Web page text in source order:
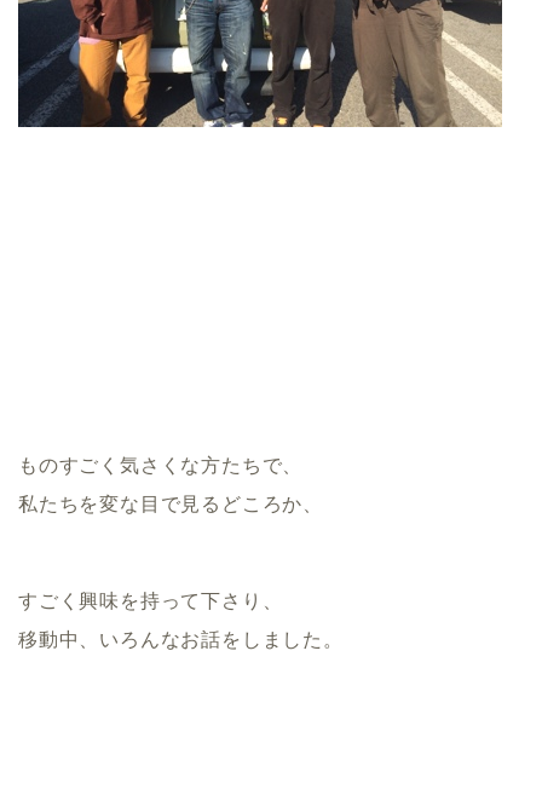
ものすごく気さくな方たちで、
私たちを変な目で見るどころか、
すごく興味を持って下さり、
移動中、いろんなお話をしました。